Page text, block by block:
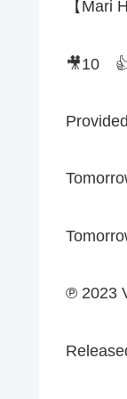
【Mari
🎥10
℗ 2023